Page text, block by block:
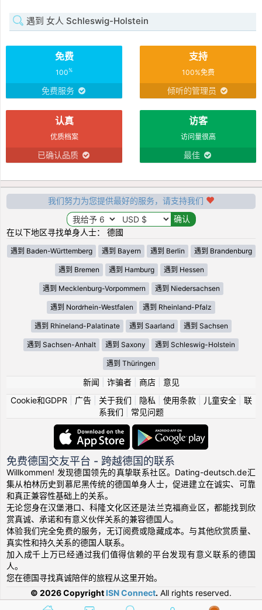
遇到 女人 Schleswig-Holstein
免费
100%
免费服务
支持
100%免费
倾听的管理员
认真
优质档案
已确认品质
访客
访问量很高
最佳
我们努力为您提供最好的服务，请支持我们
在以下地区寻找单身人士： 德國
遇到 Baden-Württemberg 遇到 Bayern 遇到 Berlin 遇到 Brandenburg
遇到 Bremen 遇到 Hamburg 遇到 Hessen
遇到 Mecklenburg-Vorpommern 遇到 Niedersachsen
遇到 Nordrhein-Westfalen 遇到 Rheinland-Pfalz
遇到 Rhineland-Palatinate 遇到 Saarland 遇到 Sachsen
遇到 Sachsen-Anhalt 遇到 Saxony 遇到 Schleswig-Holstein
遇到 Thüringen
新闻 诈骗者| 商店| 意见
Cookie和GDPR
广告| 关于我们 隐私 使用条款| 儿童安全| 联
系我们
常见问题
免费德国交友平台 - 跨越德国的联系
Willkommen! 发现德国领先的真挚联系社区。Dating-deutsch.de汇
集从柏林历史到慕尼黑传统的德国单身人士，促进建立在诚实、可靠
和真正兼容性基础上的关系。
无论您身在汉堡港口、科隆文化区还是法兰克福商业区，都能找到欣
赏真诚、承诺和有意义伙伴关系的兼容德国人。
体验我们完全免费的服务，无订阅费或隐藏成本。与其他欣赏质量、
真实性和持久关系的德国人联系。
加入成千上万已经通过我们值得信赖的平台发现有意义联系的德国
人。
您在德国寻找真诚陪伴的旅程从这里开始。
© 2026 Copyright ISN Connect. All rights reserved.